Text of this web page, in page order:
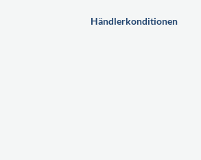
Händlerkonditionen